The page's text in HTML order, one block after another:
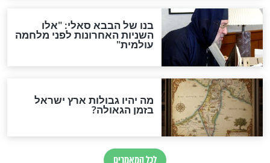
האם לאחר בוא המשיח יהיה
אפשר לחזור בתשובה?
לכל המאמרים